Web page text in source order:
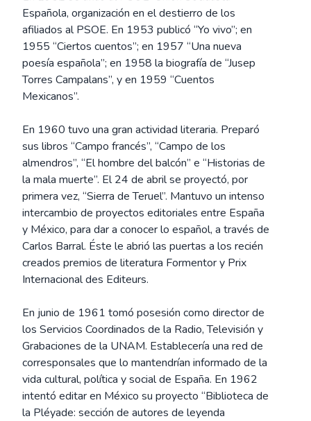
Española, organización en el destierro de los
afiliados al PSOE. En 1953 publicó “Yo vivo”; en
1955 “Ciertos cuentos”; en 1957 “Una nueva
poesía española”; en 1958 la biografía de “Jusep
Torres Campalans”, y en 1959 “Cuentos
Mexicanos”.
En 1960 tuvo una gran actividad literaria. Preparó
sus libros “Campo francés”, “Campo de los
almendros”, “El hombre del balcón” e “Historias de
la mala muerte”. El 24 de abril se proyectó, por
primera vez, “Sierra de Teruel”. Mantuvo un intenso
intercambio de proyectos editoriales entre España
y México, para dar a conocer lo español, a través de
Carlos Barral. Éste le abrió las puertas a los recién
creados premios de literatura Formentor y Prix
Internacional des Editeurs.
En junio de 1961 tomó posesión como director de
los Servicios Coordinados de la Radio, Televisión y
Grabaciones de la UNAM. Establecería una red de
corresponsales que lo mantendrían informado de la
vida cultural, política y social de España. En 1962
intentó editar en México su proyecto “Biblioteca de
la Pléyade: sección de autores de leyenda